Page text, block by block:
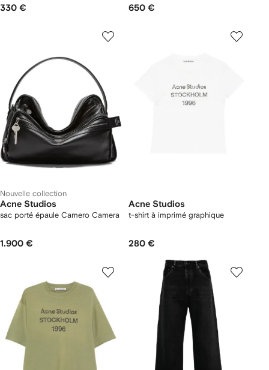
330 € 650 €
Nouvelle collection
Acne Studios
sac porté épaule Camero Camera
1.900 €
Acne Studios
t-shirt à imprimé graphique
280 €